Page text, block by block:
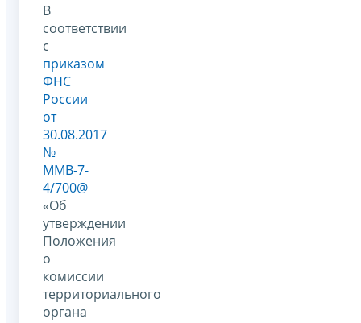
В
соответствии
с
приказом
ФНС
России
от
30.08.2017
№
ММВ-7-
4/700@
«Об
утверждении
Положения
о
комиссии
территориального
органа